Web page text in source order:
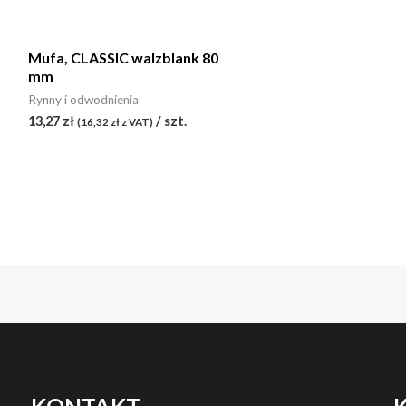
Półokrągła(1)
Mufa, CLASSIC walzblank 80
mm
Rynny i odwodnienia
13,27 zł (16,32 złz VAT)/ szt.